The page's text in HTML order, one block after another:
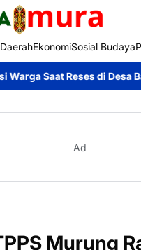
DaerahEkonomiSosial Budaya
Reses di Desa Batu
Ad
Murung